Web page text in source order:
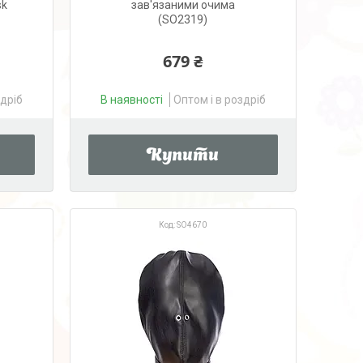
зав'язаними очима
(SO2319)
679 ₴
В наявності Оптом і в роздріб
Купити
SO4670